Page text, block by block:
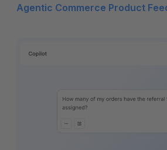
Agentic Commerce Product